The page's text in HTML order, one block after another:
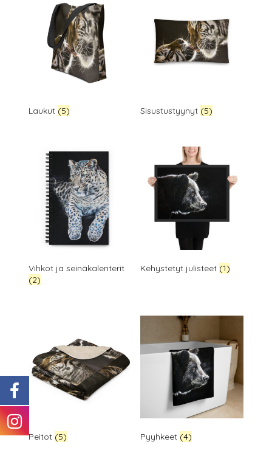
Laukut (5) Sisustustyynyt (5)
Vihkot ja seinäkalenterit
(2)
Kehystetyt julisteet (1)
Peitot (5) Pyyhkeet (4)